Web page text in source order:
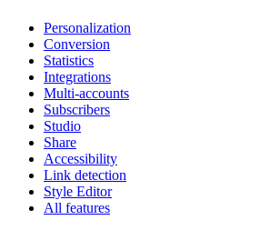
Personalization
Conversion
Statistics
Integrations
Multi-accounts
Subscribers
Studio
Share
Accessibility
Link detection
Style Editor
All features